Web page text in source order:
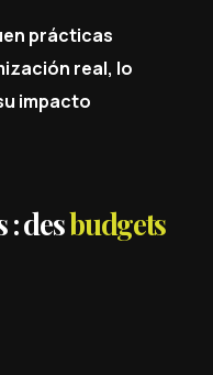
prácticas
real, lo
impacto
: desbudgets